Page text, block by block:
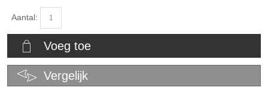
Aantal:
Voeg toe
Vergelijk